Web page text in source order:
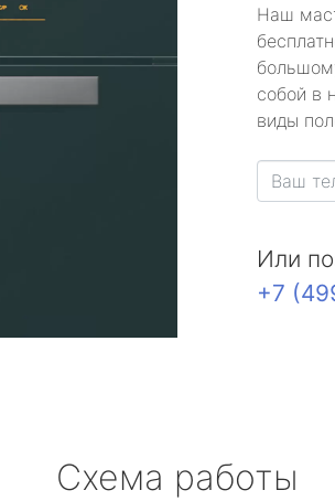
Наш
собой в
виды
Или
+7
Схема работы